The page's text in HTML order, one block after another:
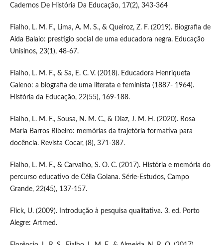
Cadernos De História Da Educação, 17(2), 343-364
Fialho, L. M. F., Lima, A. M. S., & Queiroz, Z. F. (2019). Biografia de
Aída Balaio: prestígio social de uma educadora negra. Educação
Unisinos, 23(1), 48-67.
Fialho, L. M. F., & Sa, E. C. V. (2018). Educadora Henriqueta
Galeno: a biografia de uma literata e feminista (1887- 1964).
História da Educação, 22(55), 169-188.
Fialho, L. M. F., Sousa, N. M. C., & Diaz, J. M. H. (2020). Rosa
Maria Barros Ribeiro: memórias da trajetória formativa para
docência. Revista Cocar, (8), 371-387.
Fialho, L. M. F., & Carvalho, S. O. C. (2017). História e memória do
percurso educativo de Célia Goiana. Série-Estudos, Campo
Grande, 22(45), 137-157.
Flick, U. (2009). Introdução à pesquisa qualitativa. 3. ed. Porto
Alegre: Artmed.